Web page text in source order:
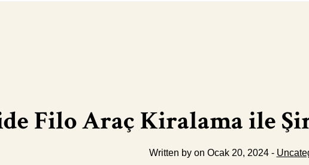
Filo Araç Kiralama ile
Written by on Ocak 20, 2024 -